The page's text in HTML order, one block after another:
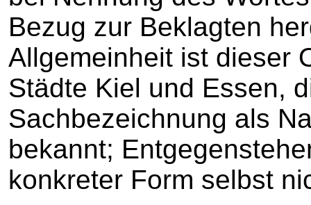
Bezug zur Beklagten
Allgemeinheit ist dieser
Städte Kiel und Essen,
Sachbezeichnung als
bekannt;
konkreter Form selbst